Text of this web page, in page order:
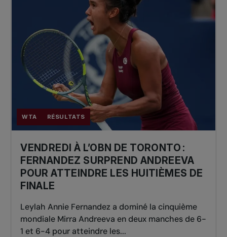
WTA RÉSULTATS
VENDREDI À L’OBN DE TORONTO :
FERNANDEZ SURPREND ANDREEVA
POUR ATTEINDRE LES HUITIÈMES DE
FINALE
Leylah Annie Fernandez a dominé la cinquième
mondiale Mirra Andreeva en deux manches de 6-
1 et 6-4 pour atteindre les...